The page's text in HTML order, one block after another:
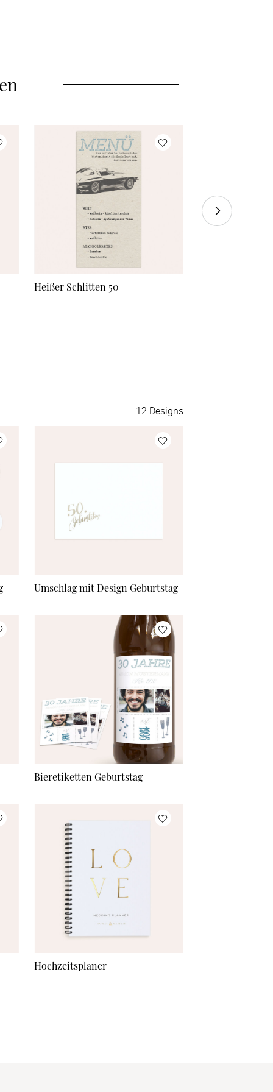
80 Stück
à 2,65 €
110 Stück
Heißer Schlitten 50
12Designs
Umschlag mit Design Geburtstag
Bieretiketten Geburtstag
Hochzeitsplaner